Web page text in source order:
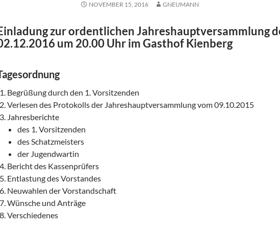
NOVEMBER 15, 2016 GNEUMANN
zur ordentlichen Jahreshauptversammlung
um 20.00 Uhr im Gasthof Kienberg
Begrüßung durch den 1. Vorsitzenden
Verlesen des Protokolls der Jahreshauptversammlung vom 09.10.2015
Jahresberichte
des 1. Vorsitzenden
des Schatzmeisters
der Jugendwartin
Bericht des Kassenprüfers
Entlastung des Vorstandes
Neuwahlen der Vorstandschaft
Wünsche und Anträge
Verschiedenes